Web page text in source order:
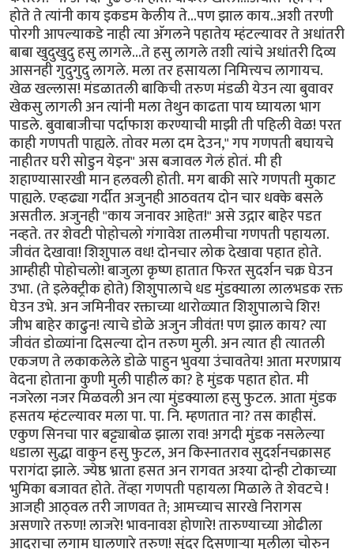
होते ते त्यांनी काय इकडम केलीय ते...पण झाल काय..अशी तरणी
पोरगी आपल्याकडे नाही त्या अ‍ॅगलने पहातेय म्हंटल्यावर ते अधांतरी
बाबा खुदुखुदु हसु लागले...ते हसु लागले तशी त्यांचे अधांतरी दिव्य
आसनही गुदुगुदु लागले. मला तर हसायला निमित्त्यच लागायच.
खेळ खल्लास! मंडळातली बाकिची तरुण मंडळी येउन त्या बुवावर
खेकसु लागली अन त्यांनी मला तेथुन काढता पाय घ्यायला भाग
पाडले. बुवाबाजीचा पर्दाफाश करण्याची माझी ती पहिली वेळ! परत
काही गणपती पाह्यले. तोवर मला दम देउन," गप गणपती बघायचे
नाहीतर घरी सोडुन येइन" अस बजावल गेलं होतं. मी ही
शहाण्यासारखी मान हलवली होती. मग बाकी सारे गणपती मुकाट
पाह्यले. एव्हढ्या गर्दीत अजुनही आठवतय दोन चार धक्के बसले
असतील. अजुनही "काय जनावर आहेत!" असे उद्गार बाहेर पडत
नव्हते. तर शेवटी पोहोचलो गंगावेश तालमीचा गणपती पहायला.
जीवंत देखावा! शिशुपाल वध! दोनचार लोक देखावा पहात होते.
आम्हीही पोहोचलो! बाजुला कृष्ण हातात फिरत सुदर्शन चक्र घेउन
उभा. (ते इलेक्ट्रीक होते) शिशुपालाचे धड मुंडक्याला लालभडक रक्त
घेउन उभे. अन जमिनीवर रक्ताच्या थारोळ्यात शिशुपालाचे शिर!
जीभ बाहेर काढुन! त्याचे डोळे अजुन जीवंत! पण झाल काय? त्या
जीवंत डोळ्यांना दिसल्या दोन तरुण मुली. अन त्यात ही त्यातली
एकजण ते लकाकलेले डोळे पाहुन भुवया उंचावतेय! आता मरणप्राय
वेदना होताना कुणी मुली पाहील का? हे मुंडक पहात होत. मी
नजरेला नजर मिळवली अन त्या मुंडक्याला हसु फुटल. आता मुंडक
हसतय म्हंटल्यावर मला पा. पा. नि. म्हणतात ना? तस काहीसं.
एकुण सिनचा पार बट्ट्याबोळ झाला राव! अगदी मुंडक नसलेल्या
धडाला सुद्धा वाकुन हसु फुटल, अन किस्नातराव सुदर्शनचक्रासह
परागंदा झाले. ज्येष्ठ भ्राता हसत अन रागवत अश्या दोन्ही टोकाच्या
भुमिका बजावत होते. तेंव्हा गणपती पहायला मिळाले ते शेवटचे !
आजही आठ्वल तरी जाणवत ते; आमच्याच सारखे निरागस
असणारे तरुण! लाजरे! भावनावश होणारे! तारुण्याच्या ओढीला
आदराचा लगाम घालणारे तरुण! सुंदर दिसणार्‍या मुलीला चोरुन